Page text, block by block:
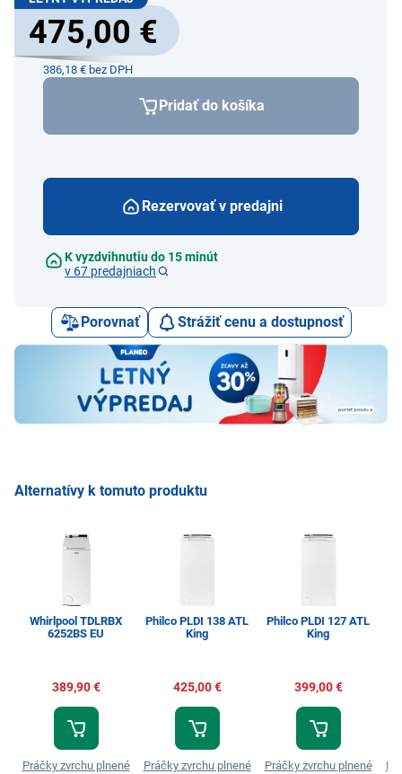
475,00 €
386,18 € bez DPH
Pridať do košíka
Rezervovať v predajni
K vyzdvihnutiu do 15 minút
v 67 predajniach
Porovnať Strážiť cenu a dostupnosť
Alternatívy k tomuto produktu
Whirlpool TDLRBX
6252BS EU
389,90 €
Práčky zvrchu plnené
Philco PLDI 138 ATL
King
425,00 €
Práčky zvrchu plnené
Philco PLDI 127 ATL
King
399,00 €
Práčky zvrchu plnené